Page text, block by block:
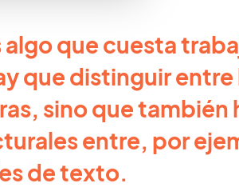
que cuesta
que distinguir entre
sino que también
entre, por
de texto.